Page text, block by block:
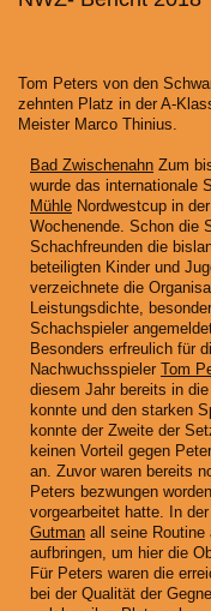
Tom Peters von den
zehnten Platz in der A-
Meister Marco Thinius.
Bad Zwischenahn Zum
wurde das internationale
Mühle Nordwestcup in
Wochenende. Schon die
Schachfreunden die
beteiligten Kinder und
verzeichnete die
Leistungsdichte,
Schachspieler
Besonders erfreulich für
Nachwuchsspieler
Tom
diesem Jahr bereits in
konnte und den starken
konnte der Zweite der
keinen Vorteil gegen
an. Zuvor waren bereits
Peters bezwungen
vorgearbeitet hatte. In
Gutman all seine Routine
aufbringen, um hier die
Für Peters waren die
bei der Qualität der